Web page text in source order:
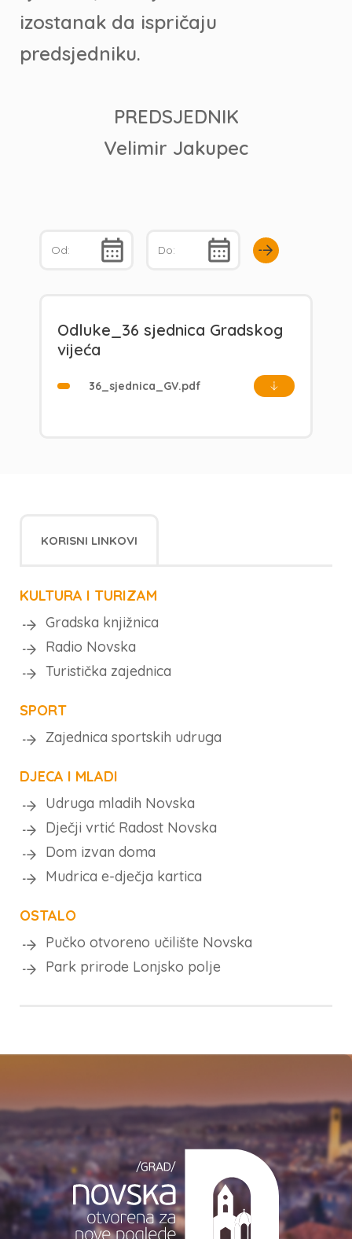
izostanak da ispričaju
predsjedniku.
PREDSJEDNIK
Velimir Jakupec
Odluke_36 sjednica Gradskog
vijeća
36_sjednica_GV.pdf
KORISNI LINKOVI
KULTURA I TURIZAM
Gradska knjižnica
Radio Novska
Turistička zajednica
SPORT
Zajednica sportskih udruga
DJECA I MLADI
Udruga mladih Novska
Dječji vrtić Radost Novska
Dom izvan doma
Mudrica e-dječja kartica
OSTALO
Pučko otvoreno učilište Novska
Park prirode Lonjsko polje